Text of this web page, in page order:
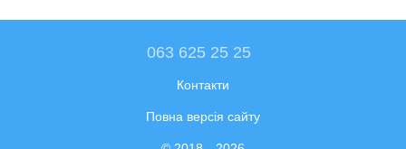
063 625 25 25
Контакти
Повна версія сайту